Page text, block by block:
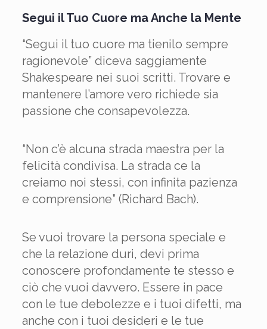
Segui il Tuo Cuore ma Anche la Mente
“Segui il tuo cuore ma tienilo sempre
ragionevole” diceva saggiamente
Shakespeare nei suoi scritti. Trovare e
mantenere l’amore vero richiede sia
passione che consapevolezza.
“Non c’è alcuna strada maestra per la
felicità condivisa. La strada ce la
creiamo noi stessi, con infinita pazienza
e comprensione” (Richard Bach).
Se vuoi trovare la persona speciale e
che la relazione duri, devi prima
conoscere profondamente te stesso e
ciò che vuoi davvero. Essere in pace
con le tue debolezze e i tuoi difetti, ma
anche con i tuoi desideri e le tue